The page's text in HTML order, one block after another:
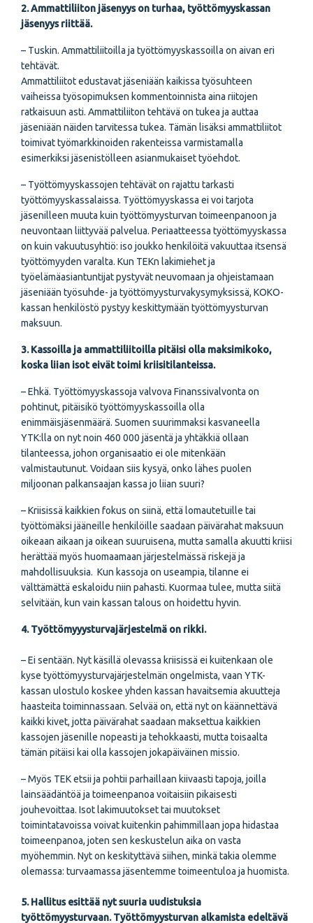
2. Ammattiliiton jäsenyys on turhaa, työttömyyskassan
jäsenyys riittää.
– Tuskin. Ammattiliitoilla ja työttömyyskassoilla on aivan eri
tehtävät.
Ammattiliitot edustavat jäseniään kaikissa työsuhteen
vaiheissa työsopimuksen kommentoinnista aina riitojen
ratkaisuun asti. Ammattiliiton tehtävä on tukea ja auttaa
jäseniään näiden tarvitessa tukea. Tämän lisäksi ammattiliitot
toimivat työmarkkinoiden rakenteissa varmistamalla
esimerkiksi jäsenistölleen asianmukaiset työehdot.
– Työttömyyskassojen tehtävät on rajattu tarkasti
työttömyyskassalaissa. Työttömyyskassa ei voi tarjota
jäsenilleen muuta kuin työttömyysturvan toimeenpanoon ja
neuvontaan liittyvää palvelua. Periaatteessa työttömyyskassa
on kuin vakuutusyhtiö: iso joukko henkilöitä vakuuttaa itsensä
työttömyyden varalta. Kun TEKn lakimiehet ja
työelämäasiantuntijat pystyvät neuvomaan ja ohjeistamaan
jäseniään työsuhde- ja työttömyysturvakysymyksissä, KOKO-
kassan henkilöstö pystyy keskittymään työttömyysturvan
maksuun.
3. Kassoilla ja ammattiliitoilla pitäisi olla maksimikoko,
koska liian isot eivät toimi kriisitilanteissa.
– Ehkä. Työttömyyskassoja valvova Finanssivalvonta on
pohtinut, pitäisikö työttömyyskassoilla olla
enimmäisjäsenmäärä. Suomen suurimmaksi kasvaneella
YTK:lla on nyt noin 460 000 jäsentä ja yhtäkkiä ollaan
tilanteessa, johon organisaatio ei ole mitenkään
valmistautunut. Voidaan siis kysyä, onko lähes puolen
miljoonan palkansaajan kassa jo liian suuri?
– Kriisissä kaikkien fokus on siinä, että lomautetuille tai
työttömäksi jääneille henkilöille saadaan päivärahat maksuun
oikeaan aikaan ja oikean suuruisena, mutta samalla akuutti kriisi
herättää myös huomaamaan järjestelmässä riskejä ja
mahdollisuuksia. Kun kassoja on useampia, tilanne ei
välttämättä eskaloidu niin pahasti. Kuormaa tulee, mutta siitä
selvitään, kun vain kassan talous on hoidettu hyvin.
4. Työttömyyysturvajärjestelmä on rikki.
– Ei sentään. Nyt käsillä olevassa kriisissä ei kuitenkaan ole
kyse työttömyysturvajärjestelmän ongelmista, vaan YTK-
kassan ulostulo koskee yhden kassan havaitsemia akuutteja
haasteita toiminnassaan. Selvää on, että nyt on käännettävä
kaikki kivet, jotta päivärahat saadaan maksettua kaikkien
kassojen jäsenille nopeasti ja tehokkaasti, mutta toisaalta
tämän pitäisi kai olla kassojen jokapäiväinen missio.
– Myös TEK etsii ja pohtii parhaillaan kiivaasti tapoja, joilla
lainsäädäntöä ja toimeenpanoa voitaisiin pikaisesti
jouhevoittaa. Isot lakimuutokset tai muutokset
toimintatavoissa voivat kuitenkin pahimmillaan jopa hidastaa
toimeenpanoa, joten sen keskustelun aika on vasta
myöhemmin. Nyt on keskityttävä siihen, minkä takia olemme
olemassa: turvaamassa jäsentemme toimeentuloa ja huomista.
5. Hallitus esittää nyt suuria uudistuksia
työttömyysturvaan. Työttömyysturvan alkamista edeltävä